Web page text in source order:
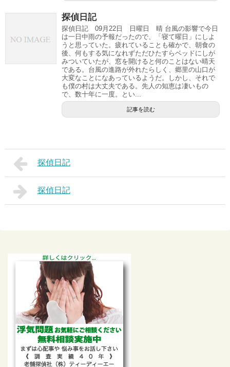
探偵日記
探偵日記 09月22日 日曜日 晴 台風の影響で今日
は一日中雨の予報だったので、「寝て曜日」にしよ
うと思っていた。疲れていることも確かで、朝食の
後、何もする気になれずただひたすらベッドにしが
みついていたが、窓を開けると何のことはない晴天
である。台風の進路が外れたらしく、郷里の山口が
大変なことになあっているようだ。しかし、それで
も僕の村は大丈夫である。先人の知恵は凄いもの
で、数十年に一度。とい...
記事を読む
探偵日記
探偵日記